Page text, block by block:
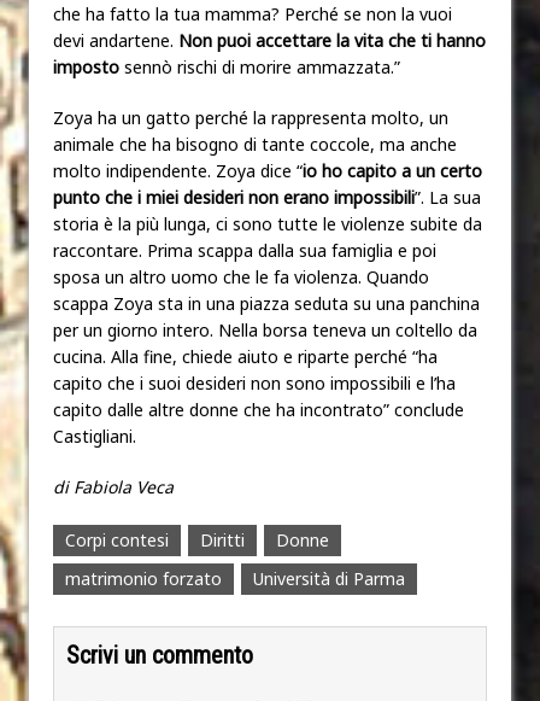
che ha fatto la tua mamma? Perché se non la vuoi
devi andartene. Non puoi accettare la vita che ti hanno
imposto sennò rischi di morire ammazzata.”
Zoya ha un gatto perché la rappresenta molto, un
animale che ha bisogno di tante coccole, ma anche
molto indipendente. Zoya dice “io ho capito a un certo
punto che i miei desideri non erano impossibili”. La sua
storia è la più lunga, ci sono tutte le violenze subite da
raccontare. Prima scappa dalla sua famiglia e poi
sposa un altro uomo che le fa violenza. Quando
scappa Zoya sta in una piazza seduta su una panchina
per un giorno intero. Nella borsa teneva un coltello da
cucina. Alla fine, chiede aiuto e riparte perché “ha
capito che i suoi desideri non sono impossibili e l’ha
capito dalle altre donne che ha incontrato” conclude
Castigliani.
di Fabiola Veca
Corpi contesi Diritti
Donne
matrimonio forzato
Università di Parma
Scrivi un commento